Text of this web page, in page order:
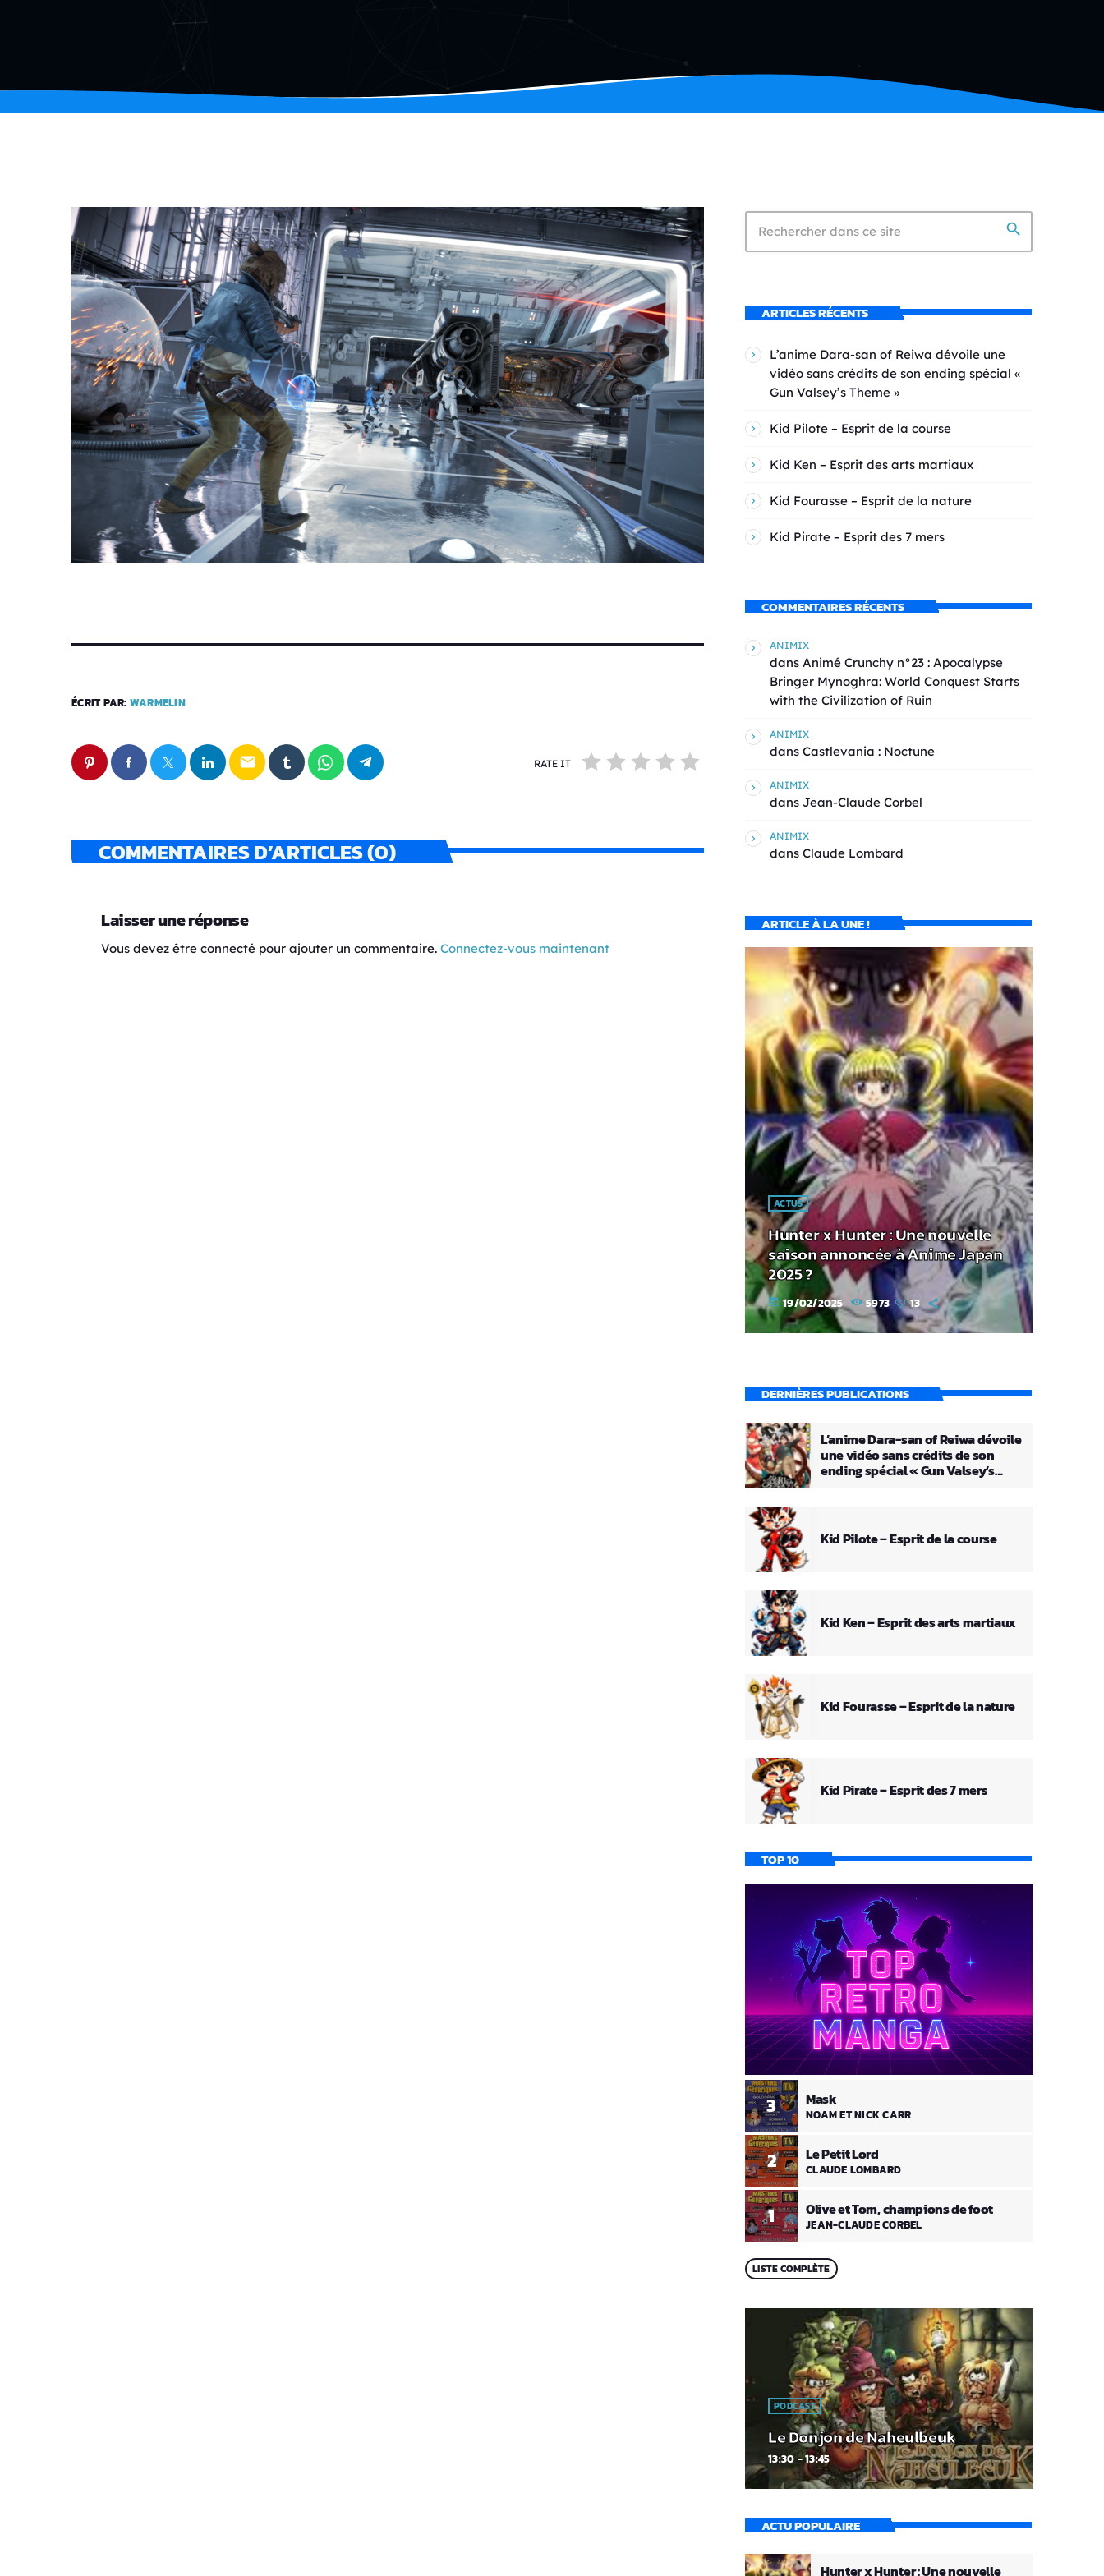
ÉCRIT PAR: WARMELIN
email RATE IT
COMMENTAIRES D’ARTICLES (0)
Laisser une réponse
Vous devez être connecté pour ajouter un commentaire. Connectez-vous maintenant
search
ARTICLES RÉCENTS
L’anime Dara-san of Reiwa dévoile une
vidéo sans crédits de son ending spécial «
Gun Valsey’s Theme »
Kid Pilote – Esprit de la course
Kid Ken – Esprit des arts martiaux
Kid Fourasse – Esprit de la nature
Kid Pirate – Esprit des 7 mers
COMMENTAIRES RÉCENTS
ANIMIX
dans Animé Crunchy n°23 : Apocalypse
Bringer Mynoghra: World Conquest Starts
with the Civilization of Ruin
ANIMIX
dans Castlevania : Noctune
ANIMIX
dans Jean-Claude Corbel
ANIMIX
dans Claude Lombard
ARTICLE À LA UNE !
ACTUS
Hunter x Hunter : Une nouvelle
saison annoncée à Anime Japan
2025 ?
today 19/02/2025 5973 13
DERNIÈRES PUBLICATIONS
L’anime Dara-san of Reiwa dévoile
une vidéo sans crédits de son
ending spécial « Gun Valsey’s
Kid Pilote – Esprit de la course
Kid Ken – Esprit des arts martiaux
Kid Fourasse – Esprit de la nature
Kid Pirate – Esprit des 7 mers
TOP 10
1 Olive et Tom, champions de foot
JEAN-CLAUDE CORBEL
2 Le Petit Lord
CLAUDE LOMBARD
3 Mask
NOAM ET NICK CARR
LISTE COMPLÈTE
PODCAST
Le Donjon de Naheulbeuk
13:30 - 13:45
ACTU POPULAIRE
Hunter x Hunter : Une nouvelle